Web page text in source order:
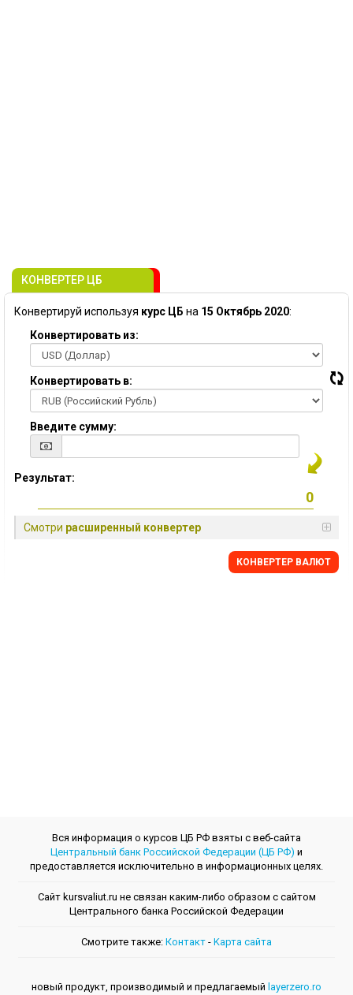
КОНВЕРТЕР ЦБ
Конвертируй используя курс ЦБ на 15 Октябрь 2020:
Конвертировать из:
Конвертировать в:
Введите сумму:
Результат:
Смотри расширенный конвертер
КОНВЕРТЕР ВАЛЮТ
Вся информация о курсов ЦБ РФ взяты с веб-сайта
Центральный банк Российской Федерации (ЦБ РФ) и
предоставляется исключительно в информационных целях.
Сайт kursvaliut.ru не связан каким-либо образом с сайтом
Центрального банкa Российской Федерации
Смотрите также: Контакт - Kарта сайта
новый продукт, производимый и предлагаемый layerzero.ro